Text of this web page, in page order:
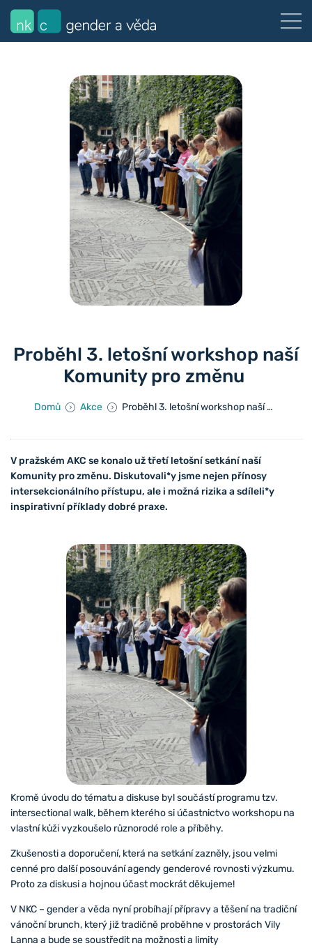
Proběhl 3. letošní workshop naší
Komunity pro změnu
Domů Akce Proběhl 3. letošní workshop naší Komunity pro změnu
V pražském AKC se konalo už třetí letošní setkání naší
Komunity pro změnu. Diskutovali*y jsme nejen přínosy
intersekcionálního přístupu, ale i možná rizika a sdíleli*y
inspirativní příklady dobré praxe.
Kromě úvodu do tématu a diskuse byl součástí programu tzv.
intersectional walk, během kterého si účastnictvo workshopu na
vlastní kůži vyzkoušelo různorodé role a příběhy.
Zkušenosti a doporučení, která na setkání zazněly, jsou velmi
cenné pro další posouvání agendy genderové rovnosti výzkumu.
Proto za diskusi a hojnou účast mockrát děkujeme!
V NKC – gender a věda nyní probíhají přípravy a těšení na tradiční
vánoční brunch, který již tradičně proběhne v prostorách Vily
Lanna a bude se soustředit na možnosti a limity